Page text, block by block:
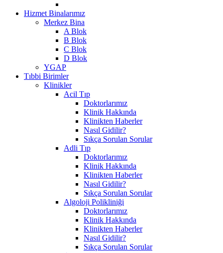
Hizmet Binalarımız
Merkez Bina
A Blok
B Blok
C Blok
D Blok
YGAP
Tıbbi Birimler
Klinikler
Acil Tıp
Doktorlarımız
Klinik Hakkında
Klinikten Haberler
Nasıl Gidilir?
Sıkça Sorulan Sorular
Adli Tıp
Doktorlarımız
Klinik Hakkında
Klinikten Haberler
Nasıl Gidilir?
Sıkça Sorulan Sorular
Algoloji Polikliniği
Doktorlarımız
Klinik Hakkında
Klinikten Haberler
Nasıl Gidilir?
Sıkça Sorulan Sorular